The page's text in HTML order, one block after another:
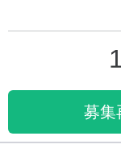
募集